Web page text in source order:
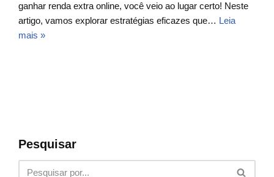
ganhar renda extra online, você veio ao lugar certo! Neste
artigo, vamos explorar estratégias eficazes que… Leia
mais »
Pesquisar